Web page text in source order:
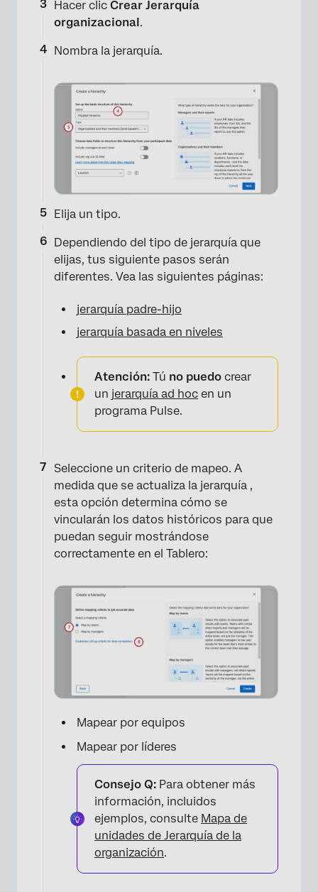
Hacer clic Crear Jerarquía
organizacional .
Nombra la jerarquía.
Elija un tipo.
Dependiendo del tipo de jerarquía que
elijas, tus siguiente pasos serán
diferentes. Vea las siguientes páginas:
jerarquía padre-hijo
jerarquía basada en niveles
Atención: Tú no puedo crear
un jerarquía ad hoc en un
programa Pulse.
Seleccione un criterio de mapeo. A
medida que se actualiza la jerarquía ,
esta opción determina cómo se
vincularán los datos históricos para que
puedan seguir mostrándose
correctamente en el Tablero:
Mapear por equipos
Mapear por líderes
Consejo Q: Para obtener más
información, incluidos
ejemplos, consulte Mapa de
unidades de Jerarquía de la
organización.